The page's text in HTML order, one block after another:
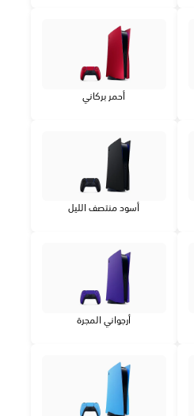
أحمر بركاني
أسود منتصف الليل
أرجواني المجرة